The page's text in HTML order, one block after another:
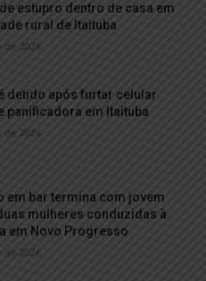
estupro dentro de casa em
rural de Itaituba
de 2026
detido após furtar celular
panificadora em Itaituba
de 2026
em bar termina com jovem
mulheres conduzidas à
em Novo Progresso
de 2026